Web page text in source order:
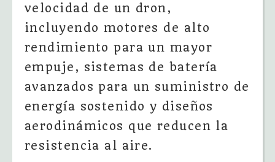
velocidad de un dron,
incluyendo motores de alto
rendimiento para un mayor
empuje, sistemas de batería
avanzados para un suministro de
energía sostenido y diseños
aerodinámicos que reducen la
resistencia al aire.